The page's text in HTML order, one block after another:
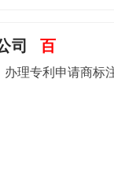
司 百
理专利申请商标